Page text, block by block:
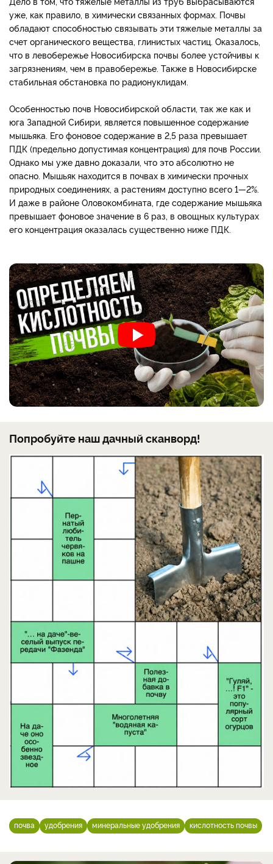
уже, как правило, в химически связанных формах. Почвы
обладают способностью связывать эти тяжелые металлы за
счет органического вещества, глинистых частиц. Оказалось,
что в левобережье Новосибирска почвы более устойчивы к
загрязнениям, чем в правобережье. Также в Новосибирске
стабильная обстановка по радионуклидам.
Особенностью почв Новосибирской области, так же как и
юга Западной Сибири, является повышенное содержание
мышьяка. Его фоновое содержание в 2,5 раза превышает
ПДК (предельно допустимая концентрация) для почв России.
Однако мы уже давно доказали, что это абсолютно не
опасно. Мышьяк находится в почвах в химически прочных
природных соединениях, а растениям доступно всего 1—2%.
И даже в районе Оловокомбината, где содержание мышьяка
превышает фоновое значение в 6 раз, в овощных культурах
его концентрация оказалась существенно ниже ПДК.
Попробуйте наш дачный сканворд!
почва удобрения минеральные удобрения кислотность почвы